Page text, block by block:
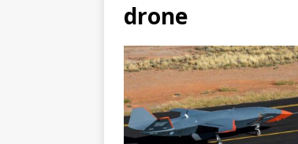
drone